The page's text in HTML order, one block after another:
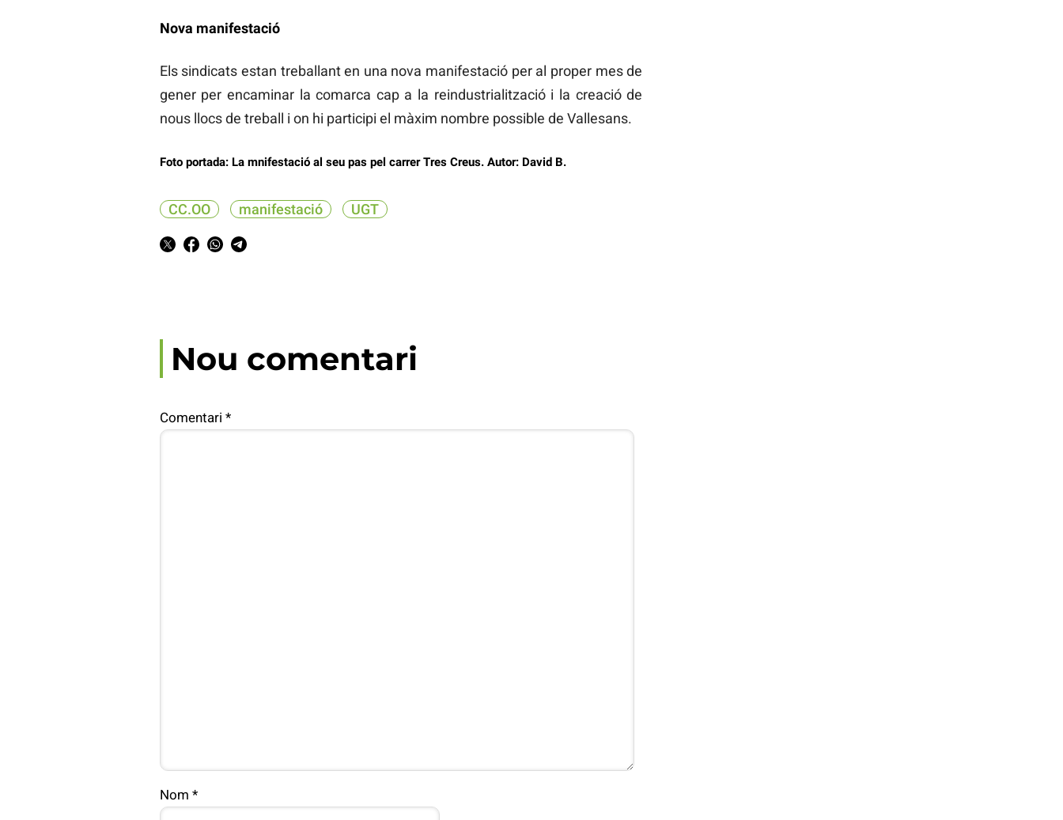
Nova manifestació
Els sindicats estan treballant en una nova manifestació per al proper mes de
gener per encaminar la comarca cap a la reindustrialització i la creació de
nous llocs de treball i on hi participi el màxim nombre possible de Vallesans.
Foto portada: La mnifestació al seu pas pel carrer Tres Creus. Autor: David B.
CC.OO manifestació UGT
Nou comentari
Comentari *
Nom *